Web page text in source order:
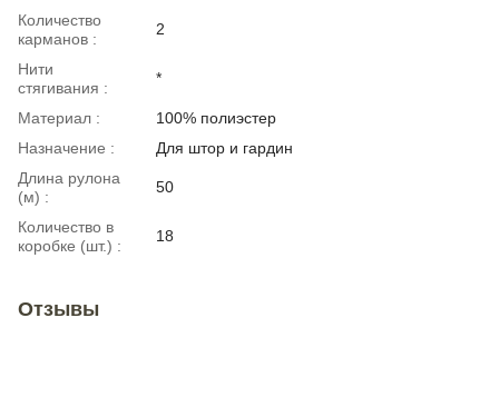
Количество
карманов :
2
Нити
стягивания :
*
Материал :
100% полиэстер
Назначение :
Для штор и гардин
Длина рулона
(м) :
50
Количество в
коробке (шт.) :
18
Отзывы